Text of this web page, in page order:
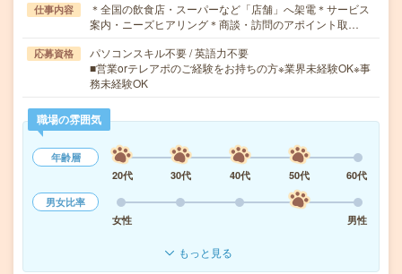
仕事内容
＊全国の飲食店・スーパーなど「店舗」へ架電＊サービス
案内・ニーズヒアリング＊商談・訪問のアポイント取…
応募資格
パソコンスキル不要 / 英語力不要
■営業orテレアポのご経験をお持ちの方※業界未経験OK※事
務未経験OK
職場の雰囲気
年齢層
20代
30代 40代 50代
60代
男女比率
女性
男性
もっと見る